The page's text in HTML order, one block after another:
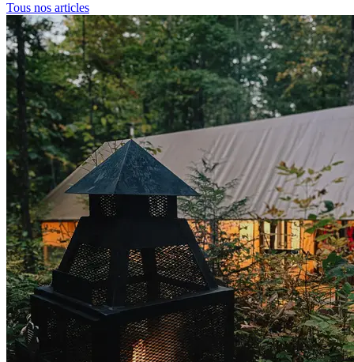
Tous nos articles